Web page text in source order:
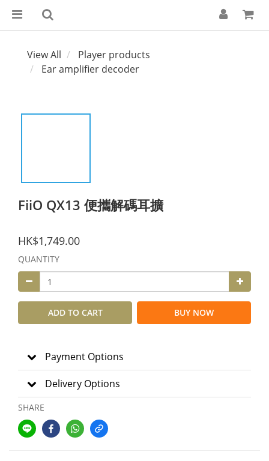
View All
Player products
Ear amplifier decoder
FiiO QX13 便攜解碼耳擴
HK$1,749.00
QUANTITY
ADD TO CART BUY NOW
Payment Options
Delivery Options
SHARE